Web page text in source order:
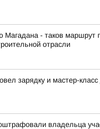
- таков маршрут
отрасли
зарядку и мастер-
владельца